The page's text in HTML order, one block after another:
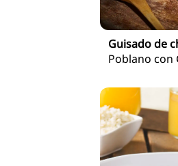
Guisado de
Poblano con